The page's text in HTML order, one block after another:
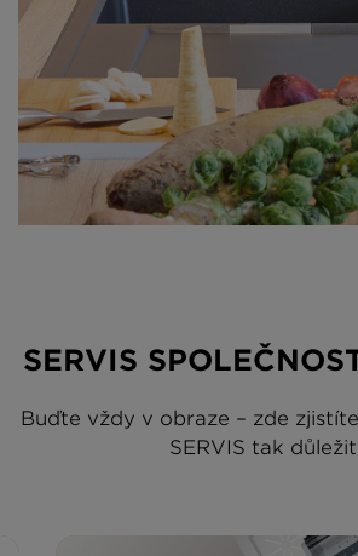
SERVIS
Buďte vždy v obraze – zde
SERVIS tak